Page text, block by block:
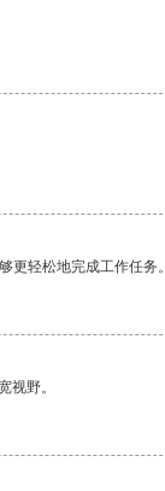
更轻松地完成工作任务。
视野。